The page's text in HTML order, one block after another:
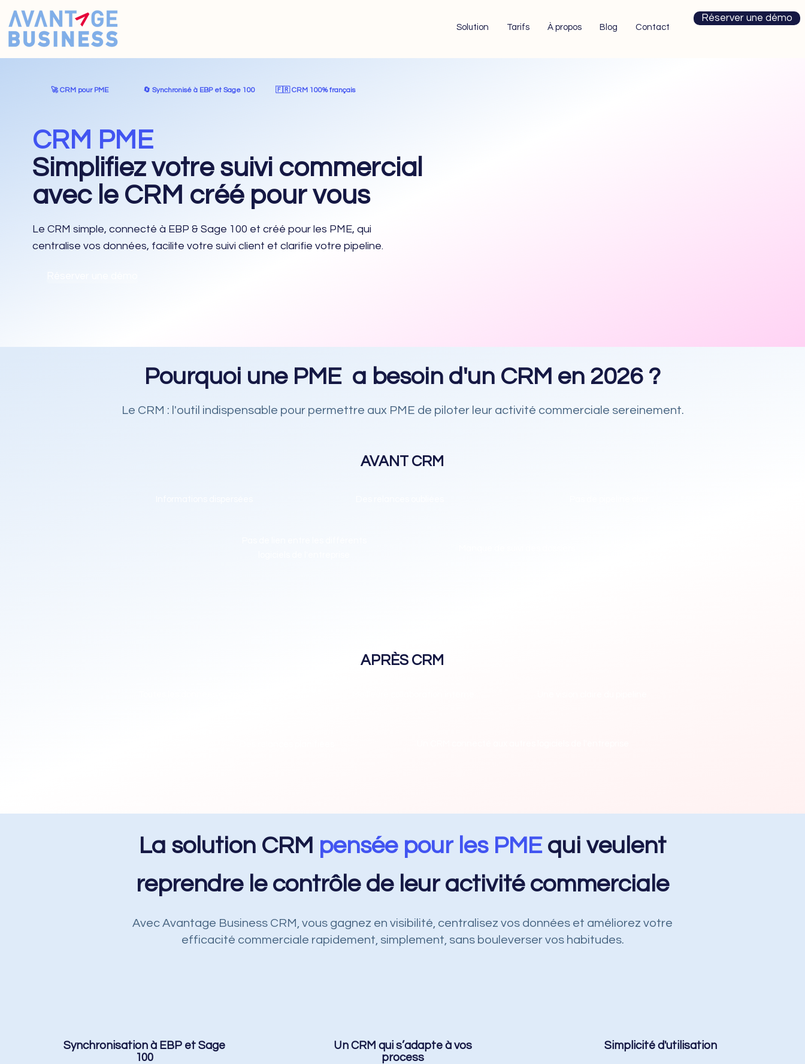
Solution Tarifs À propos Blog Contact
Réserver une démo
🚀 CRM pour PME 🔄️ Synchronisé à EBP et Sage 100 🇫🇷 CRM 100% français
CRM PME
Simplifiez votre suivi commercial
avec le CRM créé pour vous
Le CRM simple, connecté à EBP & Sage 100 et créé pour les PME, qui
centralise vos données, facilite votre suivi client et clarifie votre pipeline.
Pourquoi une PME a besoin d'un CRM en 2026 ?
Le CRM : l'outil indispensable pour permettre aux PME de piloter leur activité commerciale sereinement.
AVANT CRM
APRÈS CRM
La solution CRM pensée pour les PMEqui veulent
reprendre le contrôle de leur activité commerciale
Avec Avantage Business CRM, vous gagnez en visibilité, centralisez vos données et améliorez votre
efficacité commerciale rapidement, simplement, sans bouleverser vos habitudes.
Synchronisation à EBP et Sage
100
Un CRM qui s’adapte à vos
process
Simplicité d'utilisation